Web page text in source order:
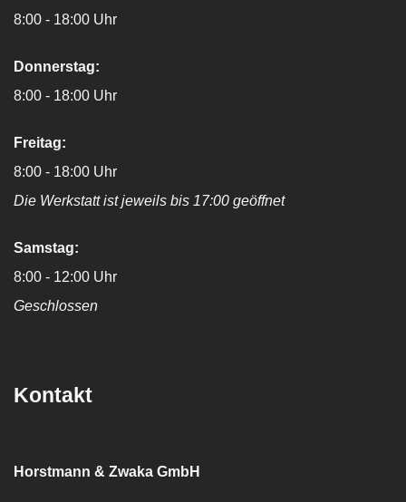
8:00 - 18:00 Uhr
Donnerstag:
8:00 - 18:00 Uhr
Freitag:
8:00 - 18:00 Uhr
Die Werkstatt ist jeweils bis 17:00 geöffnet
Samstag:
8:00 - 12:00 Uhr
Geschlossen
Kontakt
Horstmann & Zwaka GmbH